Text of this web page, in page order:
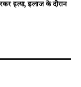
हत्या, इलाज के दौरान